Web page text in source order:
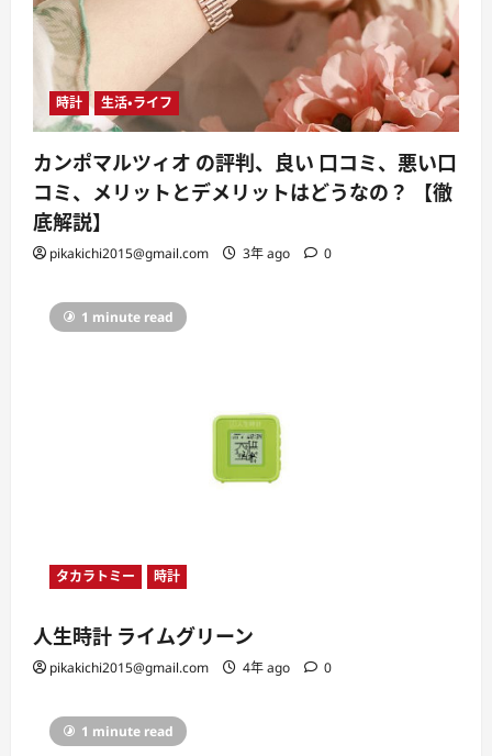
時計 生活・ライフ
カンポマルツィオ の評判、良い 口コミ、悪い口
コミ、メリットとデメリットはどうなの？ 【徹
底解説】
pikakichi2015@gmail.com 3年 ago 0
1 minute read
タカラトミー 時計
人生時計 ライムグリーン
pikakichi2015@gmail.com 4年 ago 0
1 minute read